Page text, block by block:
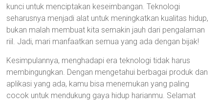
kunci untuk menciptakan keseimbangan. Teknologi
seharusnya menjadi alat untuk meningkatkan kualitas hidup,
bukan malah membuat kita semakin jauh dari pengalaman
riil. Jadi, mari manfaatkan semua yang ada dengan bijak!
Kesimpulannya, menghadapi era teknologi tidak harus
membingungkan. Dengan mengetahui berbagai produk dan
aplikasi yang ada, kamu bisa menemukan yang paling
cocok untuk mendukung gaya hidup harianmu. Selamat